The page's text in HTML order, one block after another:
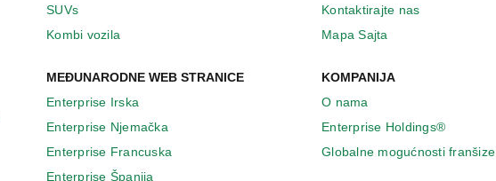
SUVs
Kombi vozila
MEĐUNARODNE WEB STRANICE
Enterprise Irska
Enterprise Njemačka
Enterprise Francuska
Enterprise Španija
Kontaktirajte nas
Mapa Sajta
KOMPANIJA
O nama
Enterprise Holdings®
Globalne mogućnosti franšize